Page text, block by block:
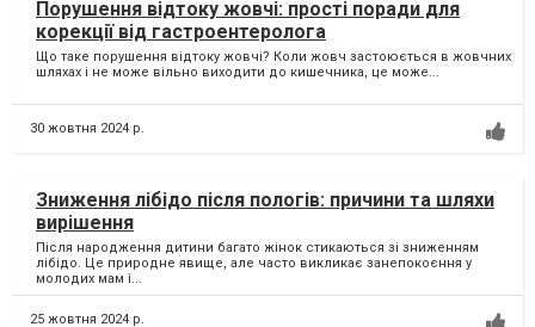
Порушення відтоку жовчі: прості поради для
корекції від гастроентеролога
Що таке порушення відтоку жовчі? Коли жовч застоюється в жовчних
шляхах і не може вільно виходити до кишечника, це може...
30 жовтня 2024 р.
Зниження лібідо після пологів: причини та шляхи
вирішення
Після народження дитини багато жінок стикаються зі зниженням
лібідо. Це природне явище, але часто викликає занепокоєння у
молодих мам і...
25 жовтня 2024 р.